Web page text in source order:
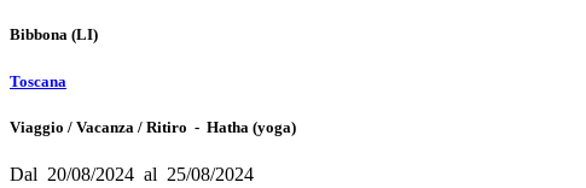
Bibbona (LI)
Toscana
Viaggio / Vacanza / Ritiro - Hatha (yoga)
Dal 20/08/2024 al 25/08/2024